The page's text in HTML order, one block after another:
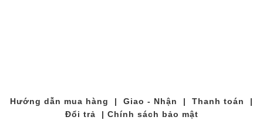
Hướng dẫn mua hàng | Giao - Nhận | Thanh toán |
Đổi trả | Chính sách bảo mật